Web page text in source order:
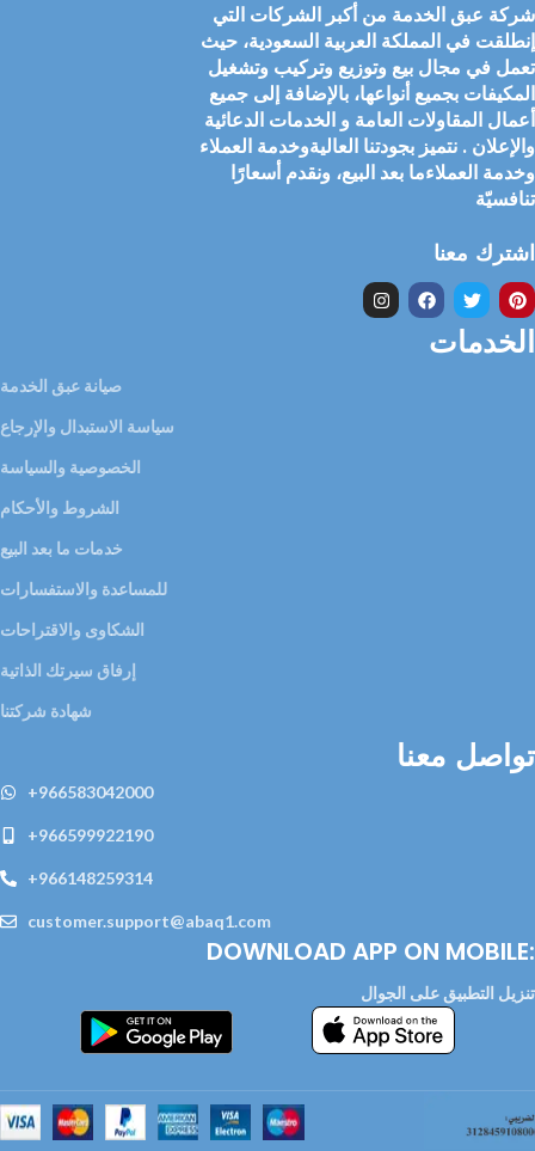
شركة عبق الخدمة من أكبر الشركات التي
إنطلقت في المملكة العربية السعودية، حيث
تعمل في مجال بيع وتوزيع وتركيب وتشغيل
المكيفات بجميع أنواعها، بالإضافة إلى جميع
أعمال المقاولات العامة و الخدمات الدعائية
والإعلان . نتميز بجودتنا العاليةوخدمة العملاء
وخدمة العملاءما بعد البيع، ونقدم أسعارًا
تنافسيّة
اشترك معنا
الخدمات
صيانة عبق الخدمة
سياسة الاستبدال والإرجاع
الخصوصية والسياسة
الشروط والأحكام
خدمات ما بعد البيع
للمساعدة والاستفسارات
الشكاوى والاقتراحات
إرفاق سيرتك الذاتية
شهادة شركتنا
تواصل معنا
+966583042000
+966599922190
+966148259314
customer.support@abaq1.com
DOWNLOAD APP ON MOBILE:
تنزيل التطبيق على الجوال